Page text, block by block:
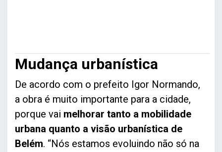
Mudança urbanística
De acordo com o prefeito Igor Normando,
a obra é muito importante para a cidade,
porque vai melhorar tanto a mobilidade
urbana quanto a visão urbanística de
Belém. “Nós estamos evoluindo não só na